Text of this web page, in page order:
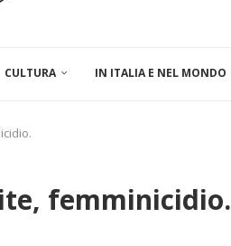
CULTURA IN ITALIA E NEL MONDO
femminicidio.